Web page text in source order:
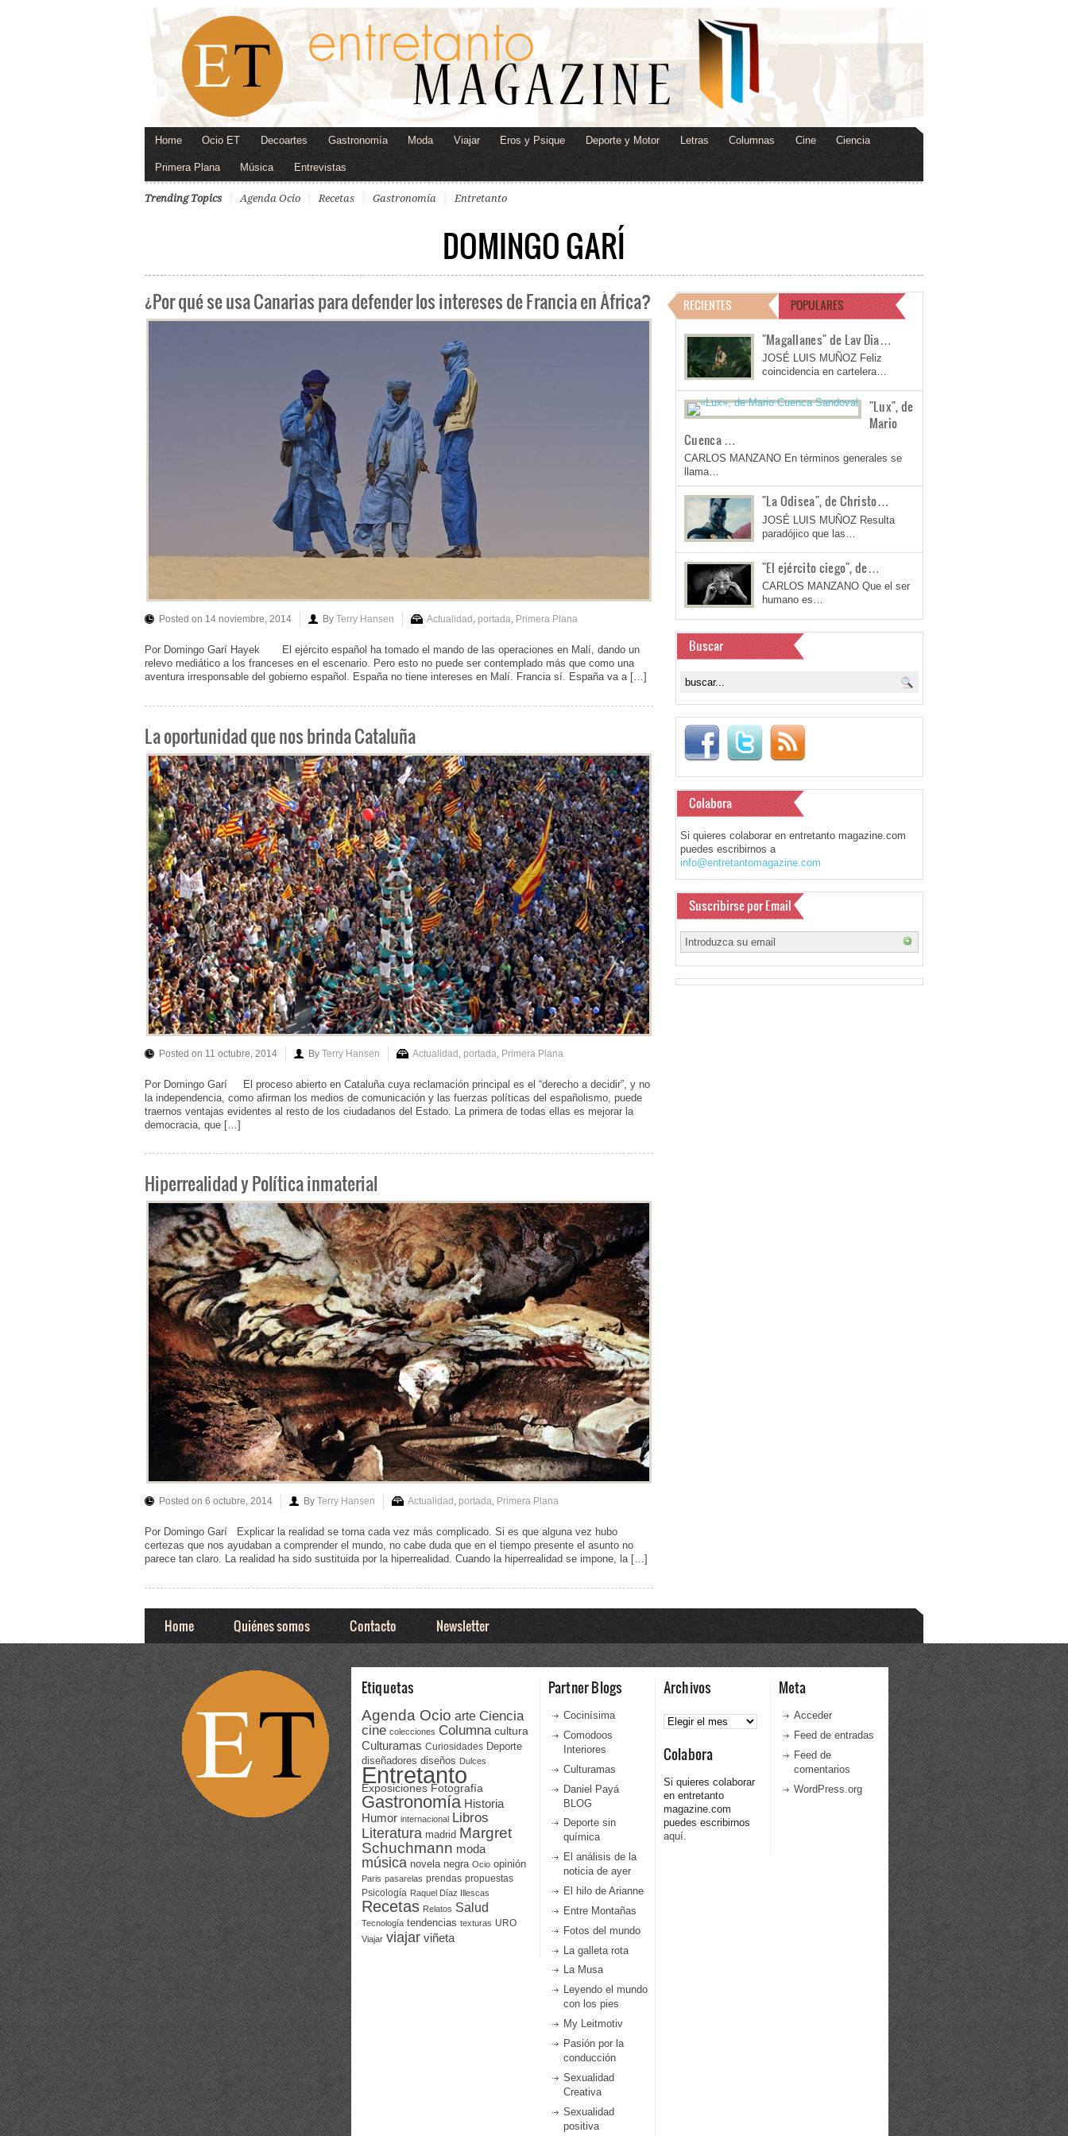
Home Ocio ET Decoartes Gastronomía Moda Viajar Eros y Psique Deporte y Motor Letras Columnas Cine Ciencia
Primera Plana Música Entrevistas
Trending Topics Agenda Ocio Recetas Gastronomía Entretanto
DOMINGO GARÍ
¿Por qué se usa Canarias para defender los intereses de Francia en África?
Posted on 14 noviembre, 2014 By Terry Hansen Actualidad portada Primera Plana
Por Domingo Garí Hayek El ejército español ha tomado el mando de las operaciones en Malí, dando un
relevo mediático a los franceses en el escenario. Pero esto no puede ser contemplado más que como una
aventura irresponsable del gobierno español. España no tiene intereses en Malí. Francia sí. España va a […]
La oportunidad que nos brinda Cataluña
Posted on 11 octubre, 2014 By Terry Hansen Actualidad portada Primera Plana
Por Domingo Garí El proceso abierto en Cataluña cuya reclamación principal es el “derecho a decidir”, y no
la independencia, como afirman los medios de comunicación y las fuerzas políticas del españolismo, puede
traernos ventajas evidentes al resto de los ciudadanos del Estado. La primera de todas ellas es mejorar la
democracia, que […]
Hiperrealidad y Política inmaterial
Posted on 6 octubre, 2014 By Terry Hansen Actualidad , portada, Primera Plana
Por Domingo Garí Explicar la realidad se torna cada vez más complicado. Si es que alguna vez hubo
certezas que nos ayudaban a comprender el mundo, no cabe duda que en el tiempo presente el asunto no
parece tan claro. La realidad ha sido sustituida por la hiperrealidad. Cuando la hiperrealidad se impone, la […]
RECIENTES POPULARES
"Magallanes" de Lav Dia…
JOSÉ LUIS MUÑOZ Feliz
coincidencia en cartelera…
"Lux", de
Mario
Cuenca …
CARLOS MANZANO En términos generales se
llama…
"La Odisea", de Christo…
JOSÉ LUIS MUÑOZ Resulta
paradójico que las…
"El ejército ciego", de…
CARLOS MANZANO Que el ser
humano es…
Buscar
Colabora
Si quieres colaborar en entretanto magazine.com
puedes escribirnos a
info@entretantomagazine.com
Suscribirse por Email
Home Quiénes somos Contacto Newsletter
Etiquetas
Agenda Ocio arte Ciencia
cine colecciones Columna cultura
Culturamas Curiosidades Deporte
diseñadores diseños Dulces
Entretanto
Exposiciones Fotografía
Gastronomía Historia
Humor internacional Libros
Literatura madrid Margret
Schuchmann moda
música novela negra Ocio opinión
Paris pasarelas prendas propuestas
Psicología Raquel Díaz Illescas
Recetas Relatos Salud
Tecnología tendencias texturas URO
Viajar viajar viñeta
Partner Blogs
Cocinísima
Comodoos
Interiores
Culturamas
Daniel Payá
BLOG
Deporte sin
química
El análisis de la
noticia de ayer
El hilo de Arianne
Entre Montañas
Fotos del mundo
La galleta rota
La Musa
Leyendo el mundo
con los pies
My Leitmotiv
Pasión por la
conducción
Sexualidad
Creativa
Sexualidad
positiva
Archivos
Archivos
Colabora
Si quieres colaborar
en entretanto
magazine.com
puedes escribirnos
aquí.
Meta
Acceder
Feed de entradas
Feed de
comentarios
WordPress.org